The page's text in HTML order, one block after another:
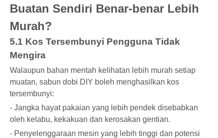
Buatan Sendiri Benar-benar Lebih
Murah?
5.1 Kos Tersembunyi Pengguna Tidak
Mengira
Walaupun bahan mentah kelihatan lebih murah setiap
muatan, sabun dobi DIY boleh menghasilkan kos
tersembunyi:
- Jangka hayat pakaian yang lebih pendek disebabkan
oleh kelabu, kekakuan dan kerosakan gentian.
- Penyelenggaraan mesin yang lebih tinggi dan potensi